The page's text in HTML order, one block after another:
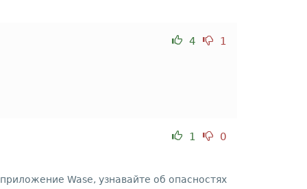
4 1
1 0
Wase, узнавайте об опасностях